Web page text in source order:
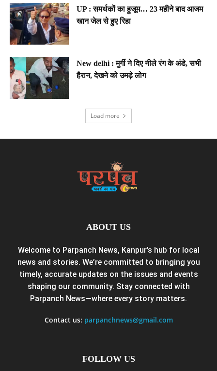
UP : समर्थकों का हुजूम… 23 महीने बाद आजम
खान जेल से हुए रिहा
New delhi : मुर्गी ने दिए नीले रंग के अंडे, सभी
हैरान, देखने को उमड़े लोग
Load more
ABOUT US
Welcome to Parpanch News, Kanpur’s hub for local
news and stories. We’re committed to bringing you
timely, accurate updates on the issues and events
shaping our community. Stay connected with
Parpanch News—where every story matters.
Contact us: parpanchnews@gmail.com
FOLLOW US